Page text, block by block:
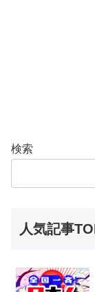
検索
人気記事